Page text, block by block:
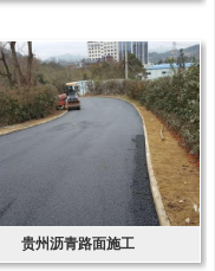
贵州沥青路面施工